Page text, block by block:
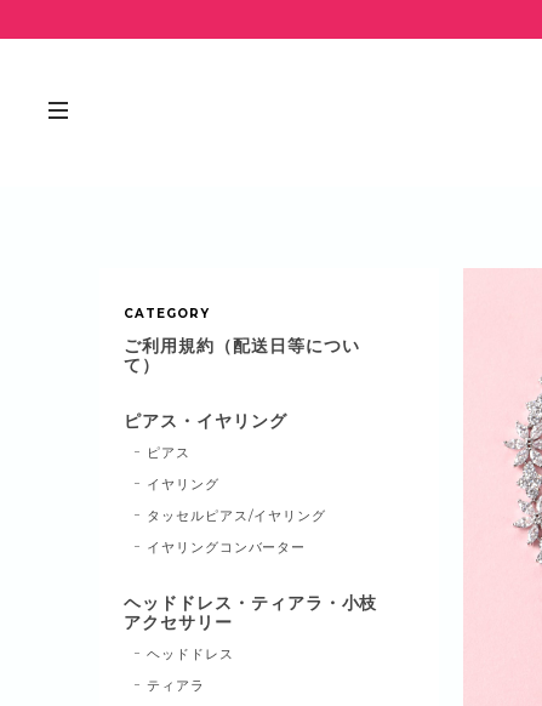
CATEGORY
ご利用規約（配送日等につい
て）
ピアス・イヤリング
ピアス
イヤリング
タッセルピアス/イヤリング
イヤリングコンバーター
ヘッドドレス・ティアラ・小枝
アクセサリー
ヘッドドレス
ティアラ